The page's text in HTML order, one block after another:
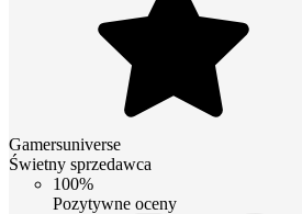
Gamersuniverse
Świetny sprzedawca
100%
Pozytywne oceny